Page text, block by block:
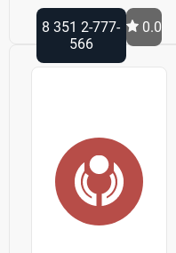
8 351 2-777-
566
0.0